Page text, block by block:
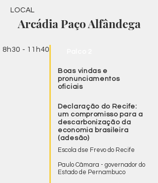
LOCAL
Arcádia Paço Alfândega
8h30 - 11h40
Boas vindas e
pronunciamentos
oficiais
Declaração do Recife:
um compromisso para a
descarbonização da
economia brasileira
(adesão)
Escola dse Frevo do Recife
Paulo Câmara - governador do
Estado de Pernambuco